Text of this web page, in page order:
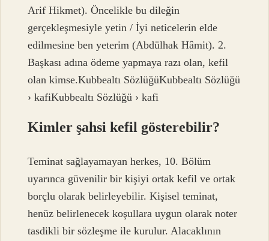
Arif Hikmet). Öncelikle bu dileğin
gerçekleşmesiyle yetin / İyi neticelerin elde
edilmesine ben yeterim (Abdülhak Hâmit). 2.
Başkası adına ödeme yapmaya razı olan, kefil
olan kimse.Kubbealtı SözlüğüKubbealtı Sözlüğü
› kafiKubbealtı Sözlüğü › kafi
Kimler şahsi kefil gösterebilir?
Teminat sağlayamayan herkes, 10. Bölüm
uyarınca güvenilir bir kişiyi ortak kefil ve ortak
borçlu olarak belirleyebilir. Kişisel teminat,
henüz belirlenecek koşullara uygun olarak noter
tasdikli bir sözleşme ile kurulur. Alacaklının